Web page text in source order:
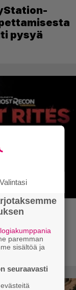
pysyä
nyt
Soldier
Wildlands
Valintasi
paremman
sisältöä ja
seuraavasti